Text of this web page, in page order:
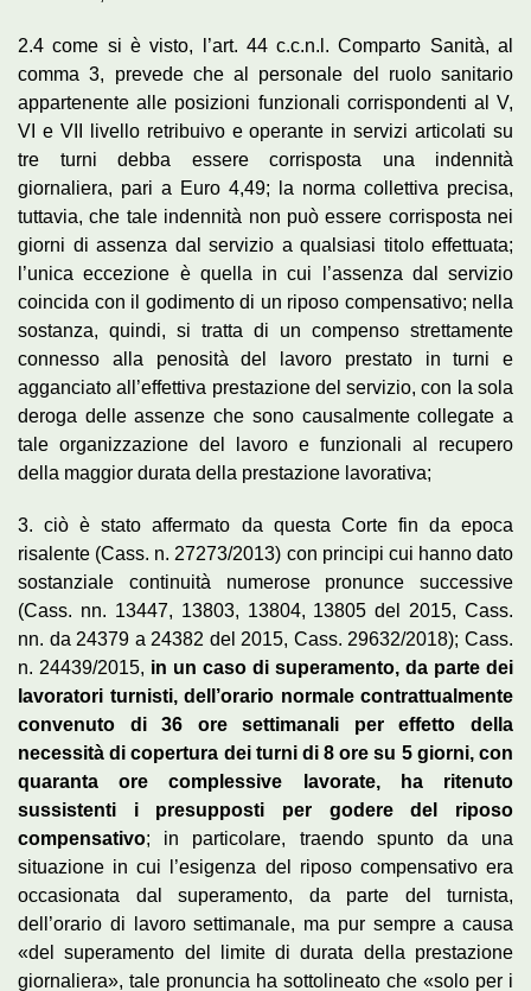
2.4 come si è visto, l’art. 44 c.c.n.l. Comparto Sanità, al
comma 3, prevede che al personale del ruolo sanitario
appartenente alle posizioni funzionali corrispondenti al V,
VI e VII livello retribuivo e operante in servizi articolati su
tre turni debba essere corrisposta una indennità
giornaliera, pari a Euro 4,49; la norma collettiva precisa,
tuttavia, che tale indennità non può essere corrisposta nei
giorni di assenza dal servizio a qualsiasi titolo effettuata;
l’unica eccezione è quella in cui l’assenza dal servizio
coincida con il godimento di un riposo compensativo; nella
sostanza, quindi, si tratta di un compenso strettamente
connesso alla penosità del lavoro prestato in turni e
agganciato all’effettiva prestazione del servizio, con la sola
deroga delle assenze che sono causalmente collegate a
tale organizzazione del lavoro e funzionali al recupero
della maggior durata della prestazione lavorativa;
3. ciò è stato affermato da questa Corte fin da epoca
risalente (Cass. n. 27273/2013) con principi cui hanno dato
sostanziale continuità numerose pronunce successive
(Cass. nn. 13447, 13803, 13804, 13805 del 2015, Cass.
nn. da 24379 a 24382 del 2015, Cass. 29632/2018); Cass.
n. 24439/2015, in un caso di superamento, da parte dei
lavoratori turnisti, dell’orario normale contrattualmente
convenuto di 36 ore settimanali per effetto della
necessità di copertura dei turni di 8 ore su 5 giorni, con
quaranta ore complessive lavorate, ha ritenuto
sussistenti i presupposti per godere del riposo
compensativo; in particolare, traendo spunto da una
situazione in cui l’esigenza del riposo compensativo era
occasionata dal superamento, da parte del turnista,
dell’orario di lavoro settimanale, ma pur sempre a causa
«del superamento del limite di durata della prestazione
giornaliera», tale pronuncia ha sottolineato che «solo per i